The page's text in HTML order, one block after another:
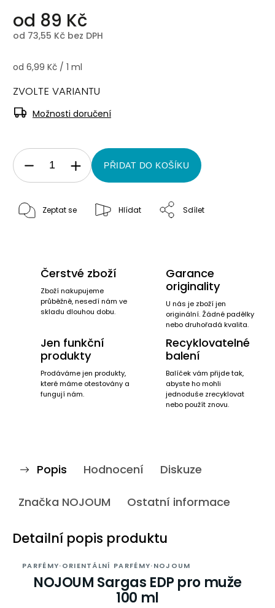
od 89 Kč
od 73,55 Kč bez DPH
od 6,99 Kč / 1 ml
ZVOLTE VARIANTU
Možnosti doručení
PŘIDAT DO KOŠÍKU
Zeptat se Hlídat Sdílet
Čerstvé zboží
Zboží nakupujeme
průběžně, nesedí nám ve
skladu dlouhou dobu.
Garance
originality
U nás je zboží jen
originální. Žádné padělky
nebo druhořadá kvalita.
Jen funkční
produkty
Prodáváme jen produkty,
které máme otestovány a
fungují nám.
Recyklovatelné
balení
Balíček vám přijde tak,
abyste ho mohli
jednoduše zrecyklovat
nebo použít znovu.
Popis Hodnocení Diskuze
Značka NOJOUM Ostatní informace
Detailní popis produktu
PARFÉMY·ORIENTÁLNÍ PARFÉMY·NOJOUM
NOJOUM Sargas EDP pro muže
100 ml